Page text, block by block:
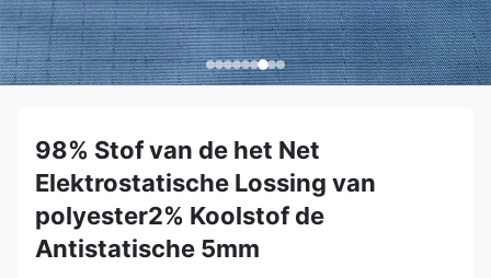
98% Stof van de het Net
Elektrostatische Lossing van
polyester2% Koolstof de
Antistatische 5mm